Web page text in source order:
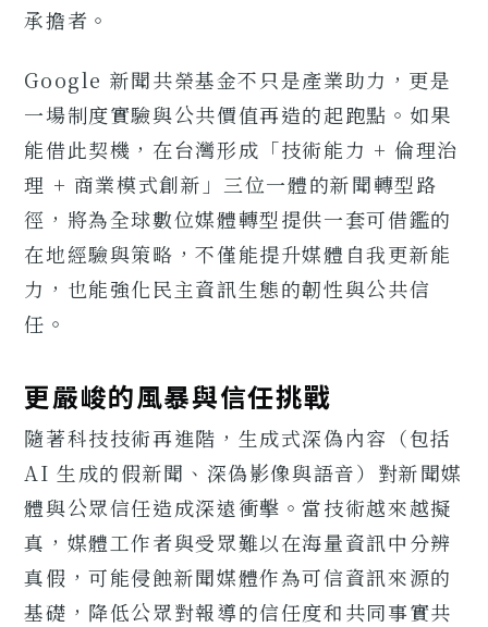
承擔者。
Google 新聞共榮基金不只是產業助力，更是
一場制度實驗與公共價值再造的起跑點。如果
能借此契機，在台灣形成「技術能力 + 倫理治
理 + 商業模式創新」三位一體的新聞轉型路
徑，將為全球數位媒體轉型提供一套可借鑑的
在地經驗與策略，不僅能提升媒體自我更新能
力，也能強化民主資訊生態的韌性與公共信
任。
更嚴峻的風暴與信任挑戰
隨著科技技術再進階，生成式深偽內容（包括
AI 生成的假新聞、深偽影像與語音）對新聞媒
體與公眾信任造成深遠衝擊。當技術越來越擬
真，媒體工作者與受眾難以在海量資訊中分辨
真假，可能侵蝕新聞媒體作為可信資訊來源的
基礎，降低公眾對報導的信任度和共同事實共